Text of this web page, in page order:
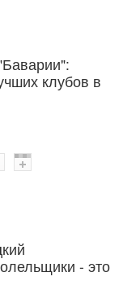
клубов в
- это